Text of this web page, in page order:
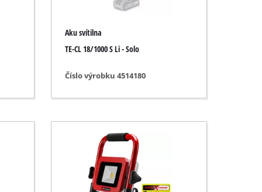
Aku svítilna
TE-CL 18/1000 S Li - Solo
Číslo výrobku 4514180